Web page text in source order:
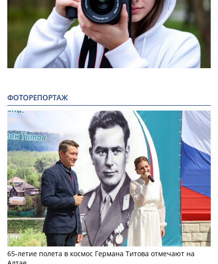
ФОТОРЕПОРТАЖ
65-летие полета в космос Германа Титова отмечают на